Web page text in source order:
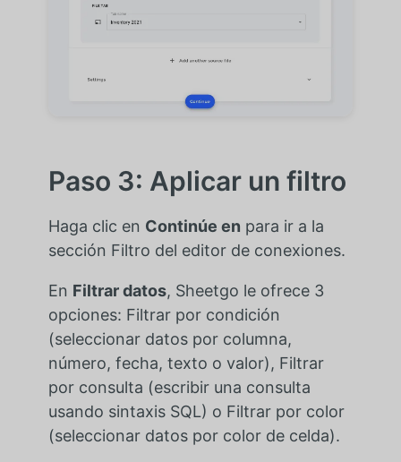
Paso 3: Aplicar un filtro
Haga clic en Continúe en para ir a la
sección Filtro del editor de conexiones.
En Filtrar datos, Sheetgo le ofrece 3
opciones: Filtrar por condición
(seleccionar datos por columna,
número, fecha, texto o valor), Filtrar
por consulta (escribir una consulta
usando sintaxis SQL) o Filtrar por color
(seleccionar datos por color de celda).